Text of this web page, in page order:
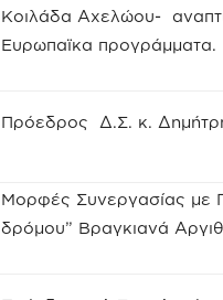
Κοιλάδα Αχελώου-
Ευρωπαϊκα προγράμματα.
Πρόεδρος Δ.Σ. κ.
Μορφές Συνεργασίας με
δρόμου” Βραγκιανά